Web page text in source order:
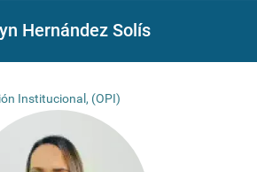
Hernández Solís
Institucional, (OPI)